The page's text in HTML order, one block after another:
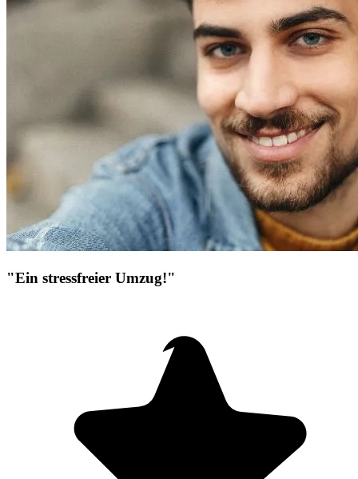
"Ein stressfreier Umzug!"